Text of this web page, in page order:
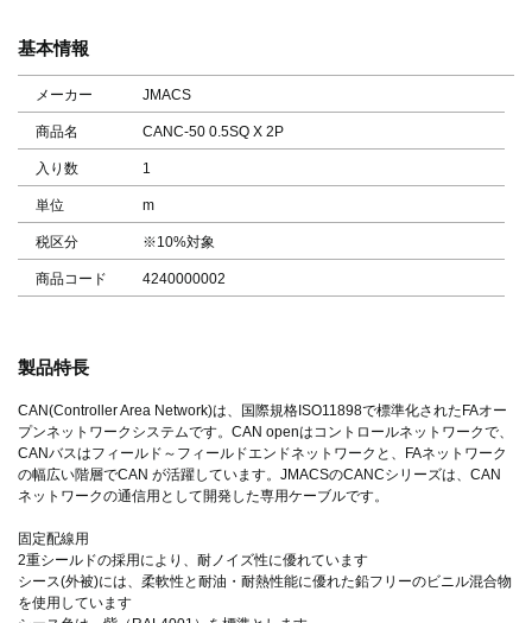
基本情報
メーカー JMACS
商品名 CANC-50 0.5SQ X 2P
入り数 1
単位 m
税区分 ※10%対象
商品コード 4240000002
製品特長
CAN(Controller Area Network)は、国際規格ISO11898で標準化されたFAオー
プンネットワークシステムです。CAN openはコントロールネットワークで、
CANバスはフィールド～フィールドエンドネットワークと、FAネットワーク
の幅広い階層でCAN が活躍しています。JMACSのCANCシリーズは、CAN
ネットワークの通信用として開発した専用ケーブルです。
固定配線用
2重シールドの採用により、耐ノイズ性に優れています
シース(外被)には、柔軟性と耐油・耐熱性能に優れた鉛フリーのビニル混合物
を使用しています